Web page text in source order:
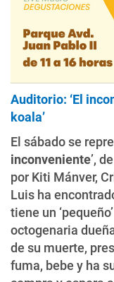
Auditorio: ‘El
koala’
El sábado se
inconveniente’,
por Kiti Mánver,
Luis ha
tiene un
octogenaria
de su muerte,
fuma, bebe y ha